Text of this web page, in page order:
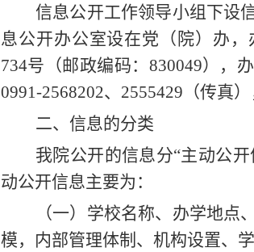
信息公开工作领导小组下设
息公开办公室设在党（院）办，
734号（邮政编码： 830049），
0991-2568202、 2555429 （传真
二、信息的分类
我院公开的信息分“主动公
动公开信息主要为：
（一）学校名称、办学地
模，内部管理体制、机构设置、